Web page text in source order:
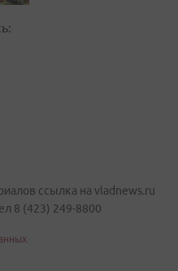
ссылка на vladnews.ru
8 (423) 249-8800